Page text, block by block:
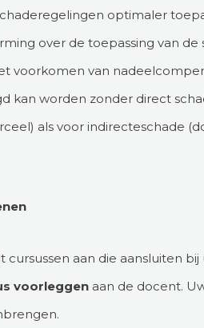
optimaler
over de toepassing van
voorkomen van
kan worden zonder direct
als voor indirecteschade
aan die aansluiten
voorleggen aan de docent.